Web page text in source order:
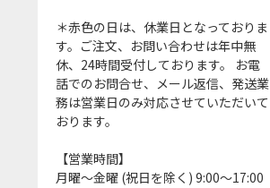
＊赤色の日は、休業日となっておりま
す。ご注文、お問い合わせは年中無
休、24時間受付しております。 お電
話でのお問合せ、メール返信、発送業
務は営業日のみ対応させていただいて
おります。
【営業時間】
月曜～金曜 (祝日を除く) 9:00～17:00